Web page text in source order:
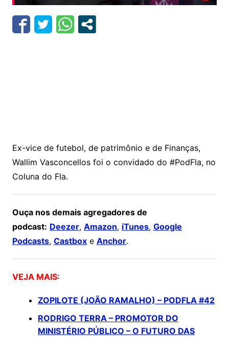
Ex-vice de futebol, de patrimônio e de Finanças,
Wallim Vasconcellos foi o convidado do #PodFla, no
Coluna do Fla.
Ouça nos demais agregadores de
podcast: Deezer, Amazon, iTunes, Google
Podcasts, Castboxe Anchor.
VEJA MAIS:
ZOPILOTE (JOÃO RAMALHO) – PODFLA #42
RODRIGO TERRA – PROMOTOR DO
MINISTÉRIO PÚBLICO – O FUTURO DAS